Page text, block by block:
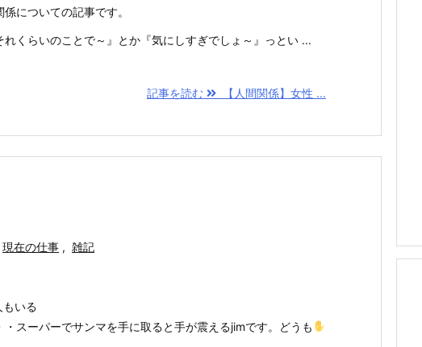
についての記事です。
れくらいのことで～』とか『気にしすぎでしょ～』っとい ...
記事を読む 【人間関係】女性 ...
現在の仕事 , 雑記
もいる
スーパーでサンマを手に取ると手が震えるjimです。どうも